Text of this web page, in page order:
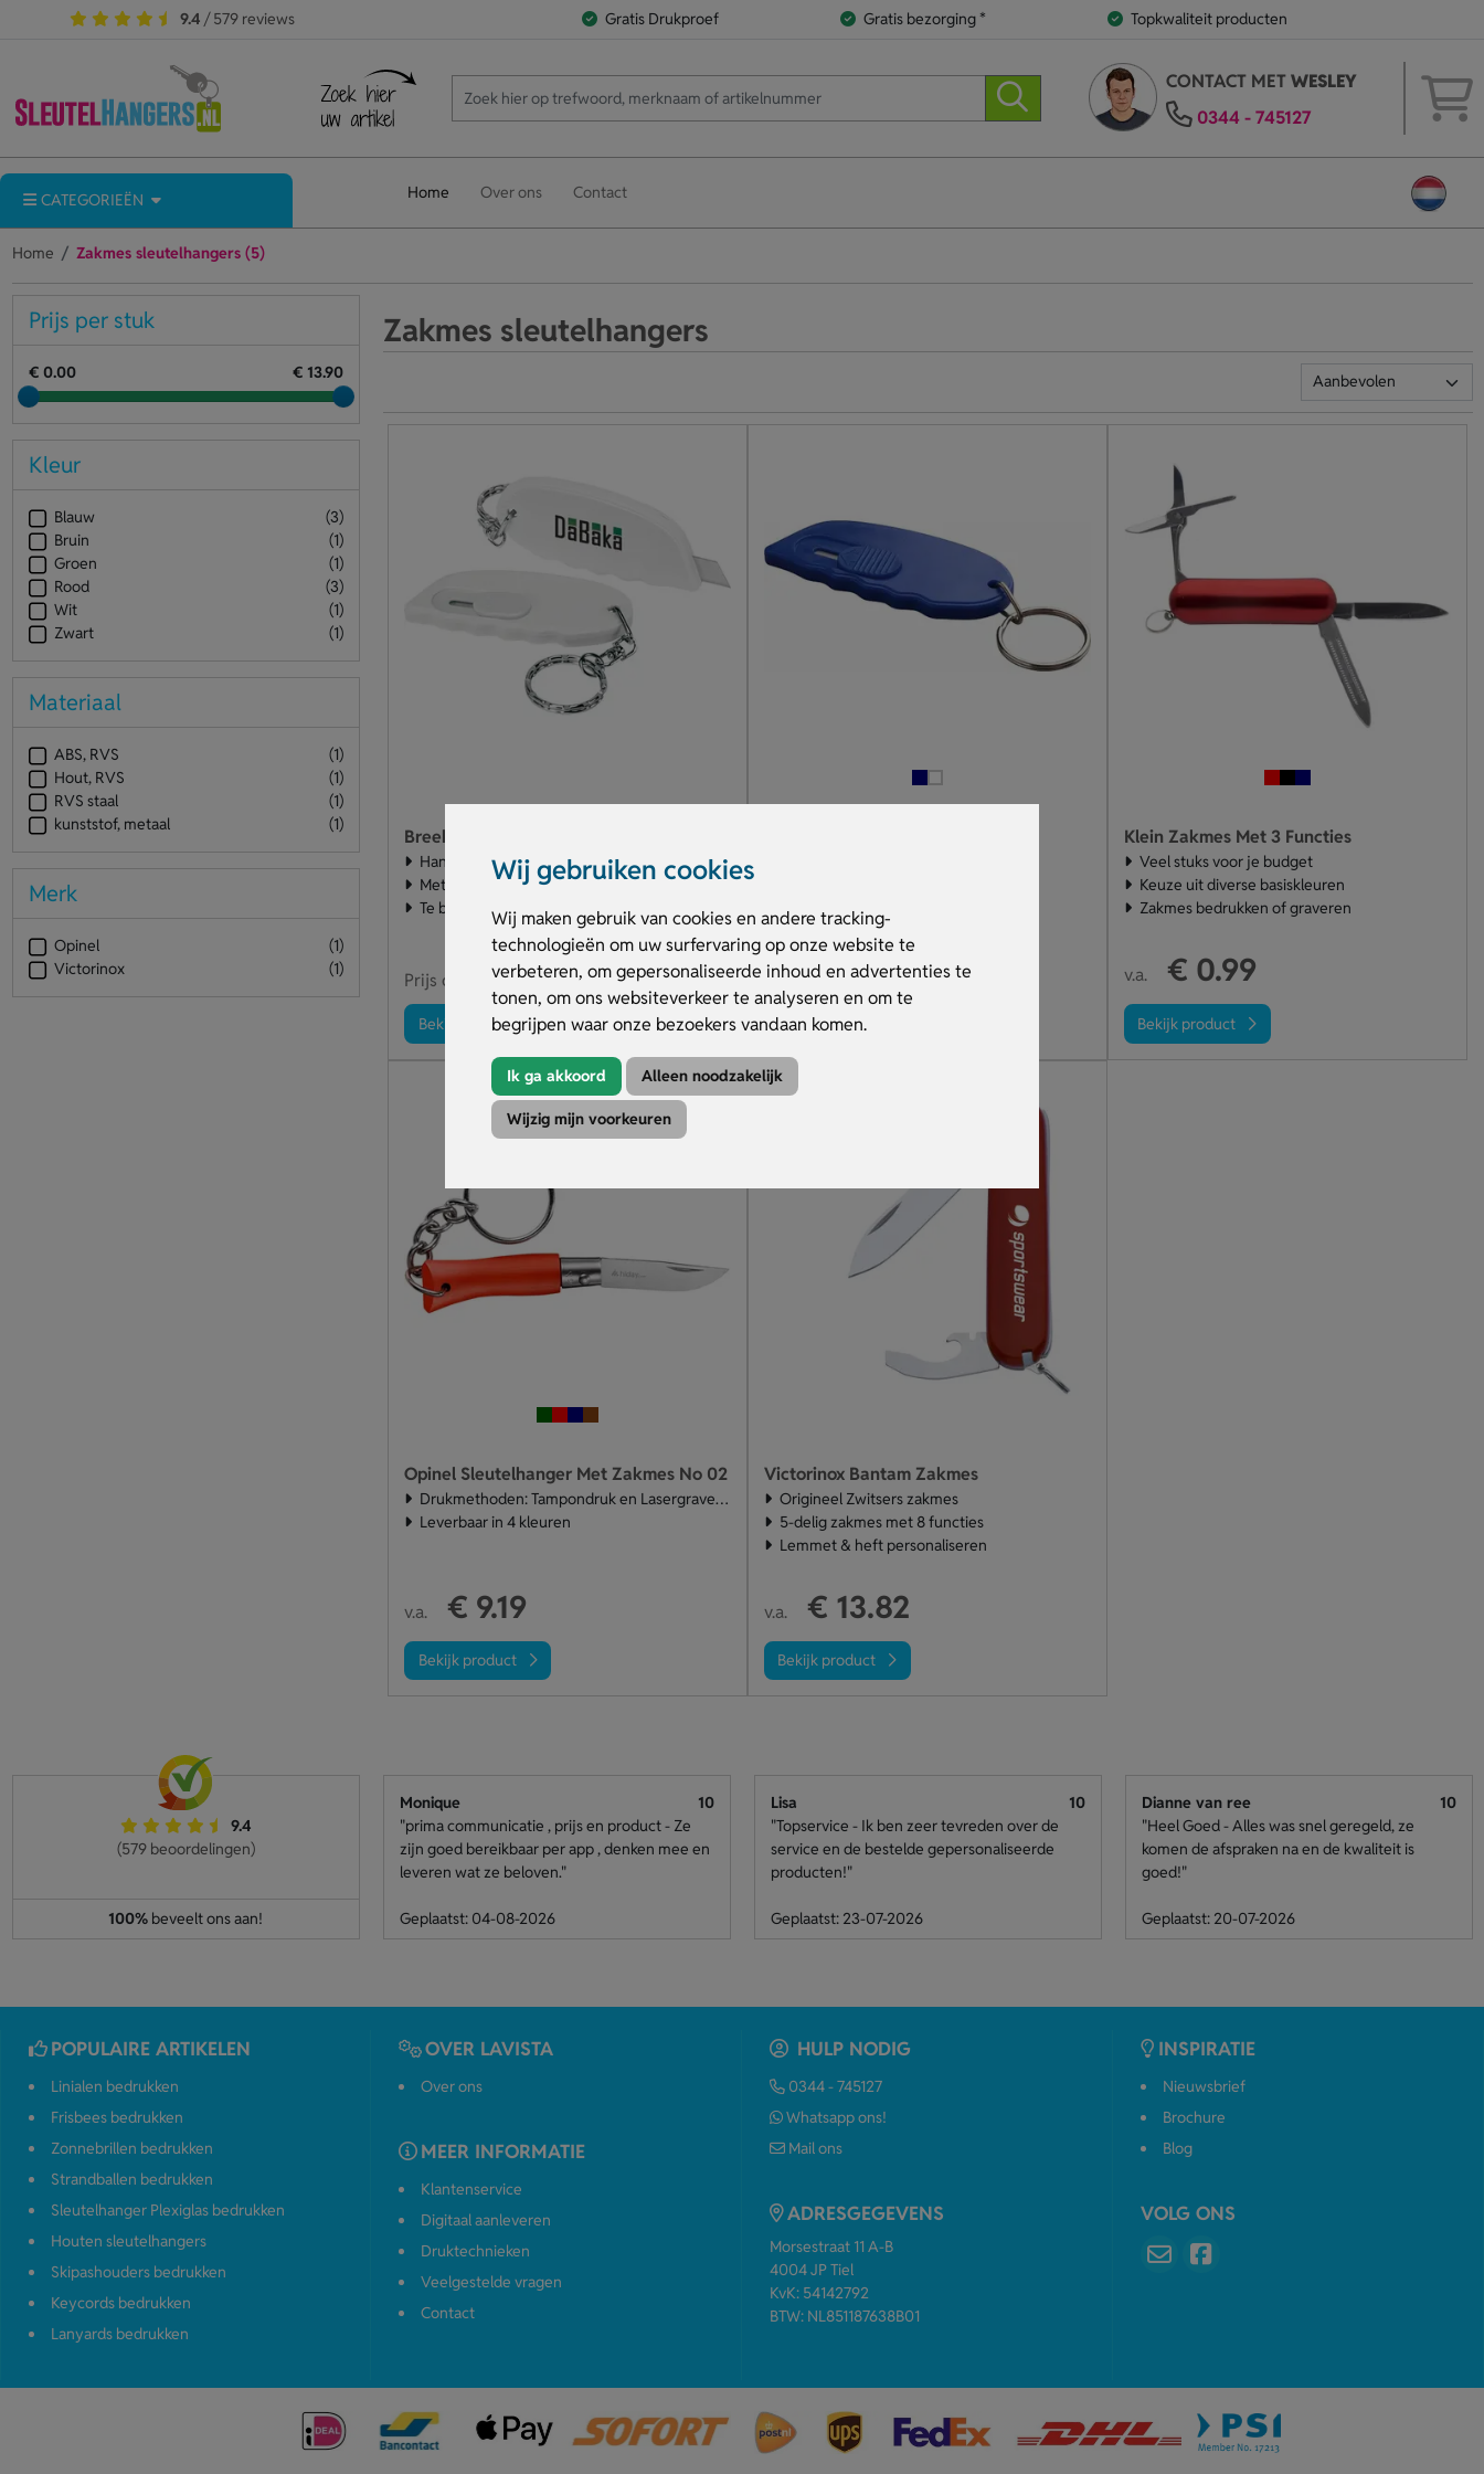
Wij gebruiken cookies
Wij maken gebruik van cookies en andere tracking-
technologieën om uw surfervaring op onze website te
verbeteren, om gepersonaliseerde inhoud en advertenties te
tonen, om ons websiteverkeer te analyseren en om te
begrijpen waar onze bezoekers vandaan komen.
Ik ga akkoord Alleen noodzakelijk
Wijzig mijn voorkeuren
9.4 / 579 reviews Gratis Drukproef Gratis bezorging * Topkwaliteit producten
CONTACT METWESLEY
0344 - 745127
CATEGORIEËN Home Over ons Contact
Home Zakmes sleutelhangers (5)
Zakmes sleutelhangers
Breekmesje met sleutelhanger
Handig en compact
Met veiligheidssysteem
Te bedrukken
Prijs op aanvraag
Bekijk product
Bedrukking op achterkant
v.a. € 0.92
Bekijk product
Klein Zakmes Met 3 Functies
Veel stuks voor je budget
Keuze uit diverse basiskleuren
Zakmes bedrukken of graveren
v.a. € 0.99
Bekijk product
Opinel Sleutelhanger Met Zakmes No 02
Drukmethoden: Tampondruk en Lasergraveren
Leverbaar in 4 kleuren
v.a. € 9.19
Bekijk product
Victorinox Bantam Zakmes
Origineel Zwitsers zakmes
5-delig zakmes met 8 functies
Lemmet & heft personaliseren
v.a. € 13.82
Bekijk product
Prijs per stuk
€ 0.00 € 13.90
Kleur
Blauw
(3)
Bruin
(1)
Groen
(1)
Rood
(3)
Wit
(1)
Zwart
(1)
Materiaal
ABS, RVS
(1)
Hout, RVS
(1)
RVS staal
(1)
kunststof, metaal
(1)
Merk
Opinel
(1)
Victorinox
(1)
9.4
(579 beoordelingen)
100% beveelt ons aan!
Monique
10
"prima communicatie , prijs en product - Ze
zijn goed bereikbaar per app , denken mee en
leveren wat ze beloven."
Geplaatst: 04-08-2026
Lisa
10
"Topservice - Ik ben zeer tevreden over de
service en de bestelde gepersonaliseerde
producten!"
Geplaatst: 23-07-2026
Dianne van ree
10
"Heel Goed - Alles was snel geregeld, ze
komen de afspraken na en de kwaliteit is
goed!"
Geplaatst: 20-07-2026
POPULAIRE ARTIKELEN
Linialen bedrukken
Frisbees bedrukken
Zonnebrillen bedrukken
Strandballen bedrukken
Sleutelhanger Plexiglas bedrukken
Houten sleutelhangers
Skipashouders bedrukken
Keycords bedrukken
Lanyards bedrukken
OVER LAVISTA
Over ons
MEER INFORMATIE
Klantenservice
Digitaal aanleveren
Druktechnieken
Veelgestelde vragen
Contact
HULP NODIG
0344 - 745127
Whatsapp ons!
Mail ons
ADRESGEGEVENS
Morsestraat 11 A-B
4004 JP Tiel
KvK: 54142792
BTW: NL851187638B01
INSPIRATIE
Nieuwsbrief
Brochure
Blog
VOLG ONS